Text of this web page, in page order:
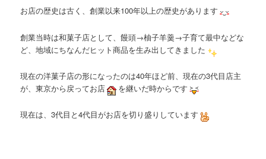
お店の歴史は古く、創業以来100年以上の歴史があります
創業当時は和菓子店として、饅頭→柚子羊羹→子育て最中などな
ど、地域にちなんだヒット商品を生み出してきました
現在の洋菓子店の形になったのは40年ほど前、現在の3代目店主
が、東京から戻ってお店
を継いだ時からです
現在は、3代目と4代目がお店を切り盛りしています